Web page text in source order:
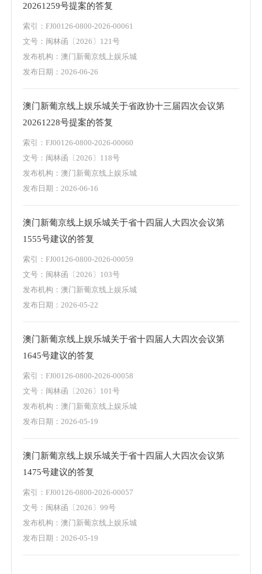
20261259号提案的答复
索引：FJ00126-0800-2026-00061
文号：闽林函〔2026〕121号
发布机构：澳门新葡京线上娱乐城
发布日期：2026-06-26
澳门新葡京线上娱乐城关于省政协十三届四次会议第
20261228号提案的答复
索引：FJ00126-0800-2026-00060
文号：闽林函〔2026〕118号
发布机构：澳门新葡京线上娱乐城
发布日期：2026-06-16
澳门新葡京线上娱乐城关于省十四届人大四次会议第
1555号建议的答复
索引：FJ00126-0800-2026-00059
文号：闽林函〔2026〕103号
发布机构：澳门新葡京线上娱乐城
发布日期：2026-05-22
澳门新葡京线上娱乐城关于省十四届人大四次会议第
1645号建议的答复
索引：FJ00126-0800-2026-00058
文号：闽林函〔2026〕101号
发布机构：澳门新葡京线上娱乐城
发布日期：2026-05-19
澳门新葡京线上娱乐城关于省十四届人大四次会议第
1475号建议的答复
索引：FJ00126-0800-2026-00057
文号：闽林函〔2026〕99号
发布机构：澳门新葡京线上娱乐城
发布日期：2026-05-19